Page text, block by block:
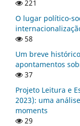
221
O lugar político-
58
Um breve
apontamentos
37
Projeto Leitura e
2023): uma
moments
29